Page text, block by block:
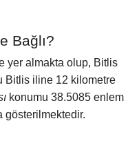
Bağlı?
yer almakta olup, Bitlis
Bitlis iline 12 kilometre
konumu 38.5085 enlem
gösterilmektedir.